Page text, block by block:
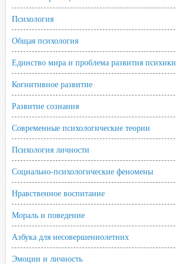
Психология
Общая психология
Единство мира и проблема развития психики
Когнитивное развитие
Развитие сознания
Современные психологические теории
Психология личности
Социально-психологические феномены
Нравственное воспитание
Мораль и поведение
Азбука для несовершеннолетних
Эмоции и личность